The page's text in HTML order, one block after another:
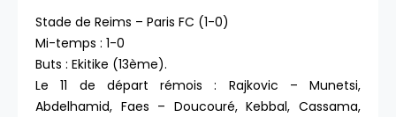
Stade de Reims – Paris FC (1-0)
Mi-temps : 1-0
Buts : Ekitike (13ème).
Le 11 de départ rémois : Rajkovic – Munetsi,
Abdelhamid, Faes – Doucouré, Kebbal, Cassama,